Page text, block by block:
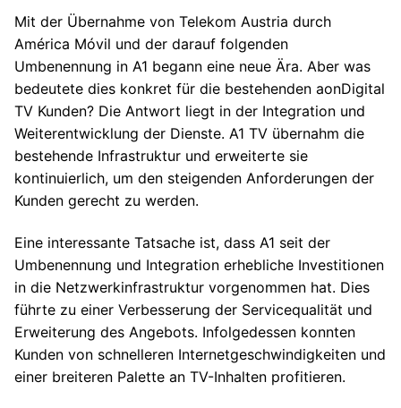
Mit der Übernahme von Telekom Austria durch
América Móvil und der darauf folgenden
Umbenennung in A1 begann eine neue Ära. Aber was
bedeutete dies konkret für die bestehenden aonDigital
TV Kunden? Die Antwort liegt in der Integration und
Weiterentwicklung der Dienste. A1 TV übernahm die
bestehende Infrastruktur und erweiterte sie
kontinuierlich, um den steigenden Anforderungen der
Kunden gerecht zu werden.
Eine interessante Tatsache ist, dass A1 seit der
Umbenennung und Integration erhebliche Investitionen
in die Netzwerkinfrastruktur vorgenommen hat. Dies
führte zu einer Verbesserung der Servicequalität und
Erweiterung des Angebots. Infolgedessen konnten
Kunden von schnelleren Internetgeschwindigkeiten und
einer breiteren Palette an TV-Inhalten profitieren.